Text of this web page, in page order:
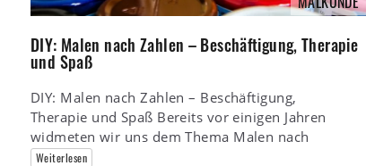
DIY: Malen nach Zahlen – Beschäftigung, Therapie
und Spaß
DIY: Malen nach Zahlen – Beschäftigung,
Therapie und Spaß Bereits vor einigen Jahren
widmeten wir uns dem Thema Malen nach
Weiterlesen